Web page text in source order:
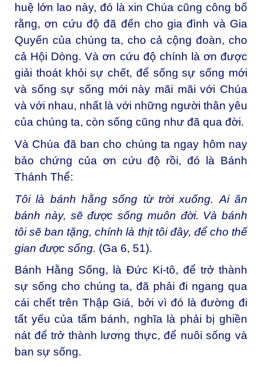
huệ lớn lao này, đó là xin Chúa cũng công bố
rằng, ơn cứu độ đã đến cho gia đình và Gia
Quyến của chúng ta, cho cả cộng đoàn, cho
cả Hội Dòng. Và ơn cứu độ chính là ơn được
giải thoát khỏi sự chết, để sống sự sống mới
và sống sự sống mới này mãi mãi với Chúa
và với nhau, nhất là với những người thân yêu
của chúng ta, còn sống cũng như đã qua đời.
Và Chúa đã ban cho chúng ta ngay hôm nay
bảo chứng của ơn cứu độ rồi, đó là Bánh
Thánh Thể:
Tôi là bánh hằng sống từ trời xuống. Ai ăn
bánh này, sẽ được sống muôn đời. Và bánh
tôi sẽ ban tặng, chính là thịt tôi đây, để cho thế
gian được sống. (Ga 6, 51).
Bánh Hằng Sống, là Đức Ki-tô, để trở thành
sự sống cho chúng ta, đã phải đi ngang qua
cái chết trên Thập Giá, bởi vì đó là đường đi
tất yếu của tấm bánh, nghĩa là phải bị ghiền
nát để trở thành lương thực, để nuôi sống và
ban sự sống.